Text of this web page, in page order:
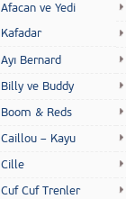
Afacan ve Yedi
Kafadar
Ayı Bernard
Billy ve Buddy
Boom & Reds
Caillou – Kayu
Cille
Cuf Cuf Trenler